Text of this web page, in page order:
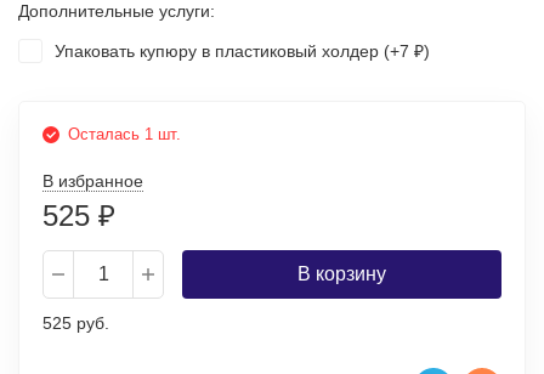
Дополнительные услуги:
Упаковать купюру в пластиковый холдер (+7 ₽)
Осталась 1 шт.
В избранное
525 ₽
В корзину
525 руб.